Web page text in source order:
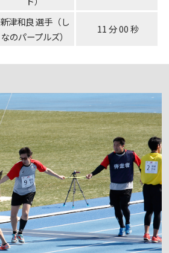
新津和良 選手（し
なのパープルズ）
11 分 00 秒